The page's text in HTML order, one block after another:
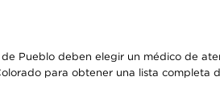
Pueblo deben elegir un médico de
para obtener una lista completa